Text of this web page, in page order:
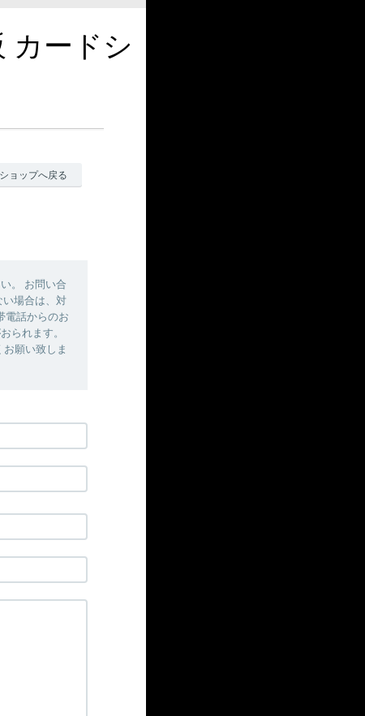
カードシ
ショップへ戻る
。 お問い合
い場合は、対
電話からのお
られます。
願い致しま